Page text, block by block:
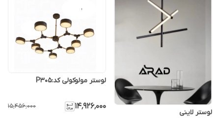
لوستر لاینی
لوستر مولوکولی کد:P305
۱۴٬۹۲۶٬۰۰۰ ۱۵٬۴۵۶٬۰۰۰